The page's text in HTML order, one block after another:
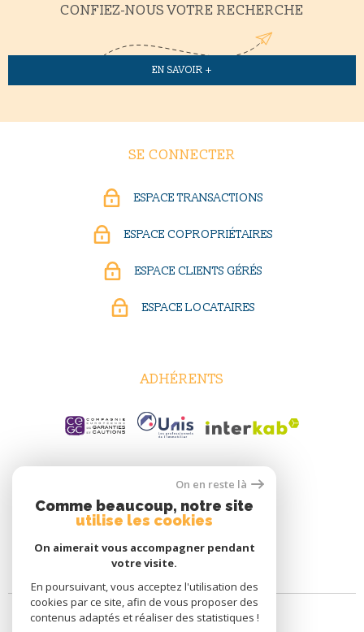
CONFIEZ-NOUS VOTRE RECHERCHE
EN SAVOIR +
SE CONNECTER
ESPACE TRANSACTIONS
ESPACE COPROPRIÉTAIRES
ESPACE CLIENTS GÉRÉS
ESPACE LOCATAIRES
ADHÉRENTS
On en reste là
Comme beaucoup, notre site
utilise les cookies
On aimerait vous accompagner pendant
votre visite.
En poursuivant, vous acceptez l'utilisation des
cookies par ce site, afin de vous proposer des
contenus adaptés et réaliser des statistiques !